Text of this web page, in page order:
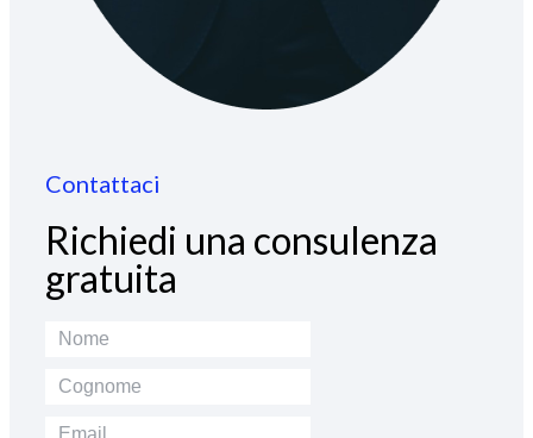
Contattaci
Richiedi una consulenza
gratuita